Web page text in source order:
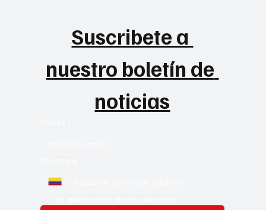
Suscribete a
nuestro boletín de
noticias